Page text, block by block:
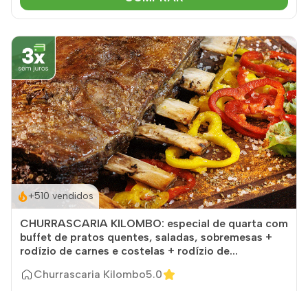
+510 vendidos
CHURRASCARIA KILOMBO: especial de quarta com
buffet de pratos quentes, saladas, sobremesas +
rodízio de carnes e costelas + rodízio de...
Churrascaria Kilombo5.0